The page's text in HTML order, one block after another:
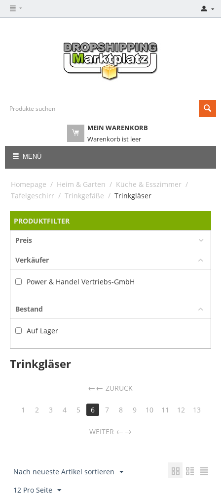
MEIN WARENKORB
Warenkorb ist leer
MENÜ
Homepage / Heim & Garten / Küche & Esszimmer /
Tafelgeschirr / Trinkgefäße / Trinkgläser
PRODUKTFILTER
Preis
Verkäufer
Power & Handel Vertriebs-GmbH
Bestand
Auf Lager
Trinkgläser
← ZURÜCK
1 2 3 4 5 6 7 8 9 10 11 12 13
WEITER →
Nach neueste Artikel sortieren
12 Pro Seite